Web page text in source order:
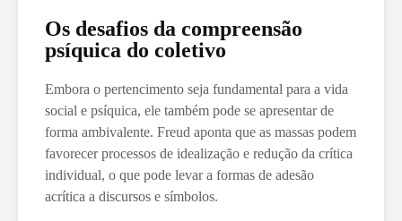
Os desafios da compreensão
psíquica do coletivo
Embora o pertencimento seja fundamental para a vida
social e psíquica, ele também pode se apresentar de
forma ambivalente. Freud aponta que as massas podem
favorecer processos de idealização e redução da crítica
individual, o que pode levar a formas de adesão
acrítica a discursos e símbolos.